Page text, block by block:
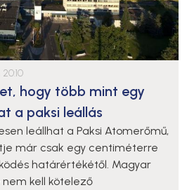
hogy több mint egy
a paksi leállás
leállhat a Paksi Atomerőmű,
már csak egy centiméterre
határértékétől. Magyar
kell kötelező